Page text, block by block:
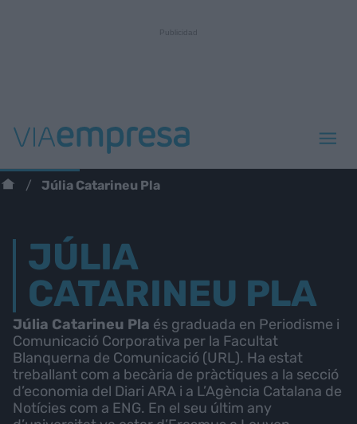
Júlia Catarineu Pla
JÚLIA
CATARINEU PLA
Júlia Catarineu Pla és graduada en Periodisme i
Comunicació Corporativa per la Facultat
Blanquerna de Comunicació (URL). Ha estat
treballant com a becària de pràctiques a la secció
d’economia del Diari ARA i a L’Agència Catalana de
Notícies com a ENG. En el seu últim any